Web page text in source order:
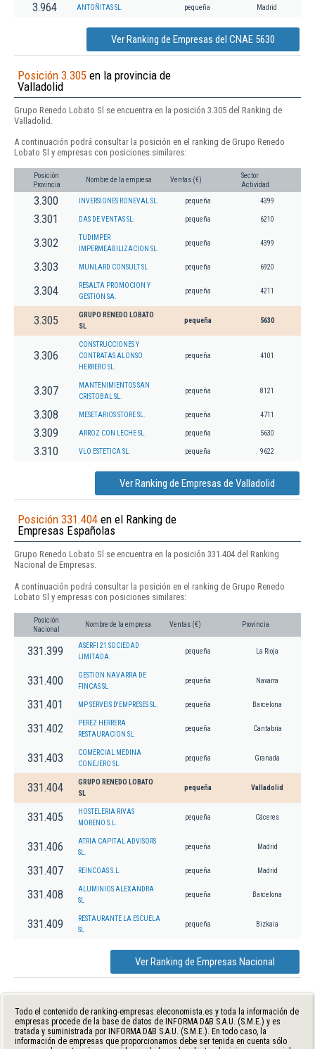
3.964 ANTOÑITAS SL. pequeña Madrid
Ver Ranking de Empresas del CNAE 5630
Posición 3.305 en la provincia de
Valladolid
Grupo Renedo Lobato Sl se encuentra en la posición 3.305 del Ranking de
Valladolid.
A continuación podrá consultar la posición en el ranking de Grupo Renedo
Lobato Sl y empresas con posiciones similares:
Posición
Provincia
Nombre de la empresa Ventas (€)
Sector
Actividad
3.300 INVERSIONES RONEVAL SL. pequeña 4399
3.301 DAS DE VENTAS SL. pequeña 6210
3.302
TUDIMPER
IMPERMEABILIZACION SL.
pequeña 4399
3.303 MUNLARD CONSULT SL pequeña 6920
3.304
RESALTA PROMOCION Y
GESTION SA.
pequeña 4211
3.305
GRUPO RENEDO LOBATO
SL
pequeña 5630
3.306
CONSTRUCCIONES Y
CONTRATAS ALONSO
HERRERO SL.
pequeña 4101
3.307
MANTENIMIENTOS SAN
CRISTOBAL SL.
pequeña 8121
3.308 MESETARIOS STORE SL. pequeña 4711
3.309 ARROZ CON LECHE SL. pequeña 5630
3.310 VLO ESTETICA SL. pequeña 9622
Ver Ranking de Empresas de Valladolid
Posición 331.404 en el Ranking de
Empresas Españolas
Grupo Renedo Lobato Sl se encuentra en la posición 331.404 del Ranking
Nacional de Empresas.
A continuación podrá consultar la posición en el ranking de Grupo Renedo
Lobato Sl y empresas con posiciones similares:
Posición
Nacional
Nombre de la empresa Ventas (€) Provincia
331.399
ASERFI 21 SOCIEDAD
LIMITADA.
pequeña La Rioja
331.400
GESTION NAVARRA DE
FINCAS SL
pequeña Navarra
331.401 MP SERVEIS D'EMPRESES SL. pequeña Barcelona
331.402
PEREZ HERRERA
RESTAURACION SL.
pequeña Cantabria
331.403
COMERCIAL MEDINA
CONEJERO SL.
pequeña Granada
331.404
GRUPO RENEDO LOBATO
SL
pequeña Valladolid
331.405
HOSTELERIA RIVAS
MORENO S.L.
pequeña Cáceres
331.406
ATRIA CAPITAL ADVISORS
SL.
pequeña Madrid
331.407 REINCOAS S.L. pequeña Madrid
331.408
ALUMINIOS ALEXANDRA
SL
pequeña Barcelona
331.409
RESTAURANTE LA ESCUELA
SL
pequeña Bizkaia
Ver Ranking de Empresas Nacional
Todo el contenido de ranking-empresas.eleconomista.es y toda la información de
empresas procede de la base de datos de INFORMA D&B S.A.U. (S.M.E.) y es
tratada y suministrada por INFORMA D&B S.A.U. (S.M.E.). En todo caso, la
información de empresas que proporcionamos debe ser tenida en cuenta sólo